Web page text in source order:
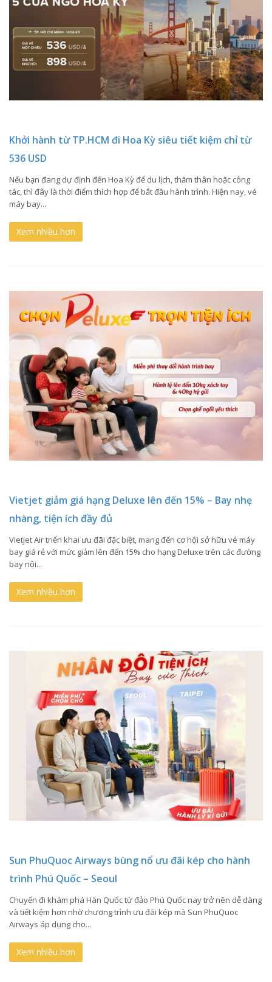
Khởi hành từ TP.HCM đi Hoa Kỳ siêu tiết kiệm chỉ từ
536 USD
Nếu bạn đang dự định đến Hoa Kỳ để du lịch, thăm thân hoặc công
tác, thì đây là thời điểm thích hợp để bắt đầu hành trình. Hiện nay, vé
máy bay...
Xem nhiều hơn
Vietjet giảm giá hạng Deluxe lên đến 15% – Bay nhẹ
nhàng, tiện ích đầy đủ
Vietjet Air triển khai ưu đãi đặc biệt, mang đến cơ hội sở hữu vé máy
bay giá rẻ với mức giảm lên đến 15% cho hạng Deluxe trên các đường
bay nội...
Xem nhiều hơn
Sun PhuQuoc Airways bùng nổ ưu đãi kép cho hành
trình Phú Quốc – Seoul
Chuyến đi khám phá Hàn Quốc từ đảo Phú Quốc nay trở nên dễ dàng
và tiết kiệm hơn nhờ chương trình ưu đãi kép mà Sun PhuQuoc
Airways áp dụng cho...
Xem nhiều hơn